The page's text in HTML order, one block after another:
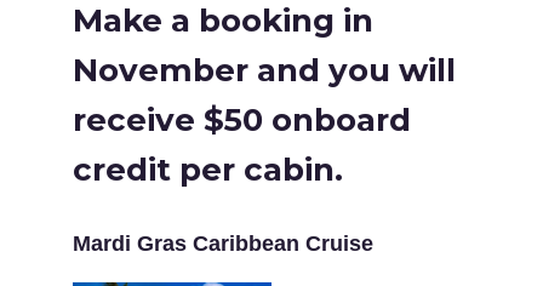
Make a booking in
November and you will
receive $50 onboard
credit per cabin.
Mardi Gras Caribbean Cruise